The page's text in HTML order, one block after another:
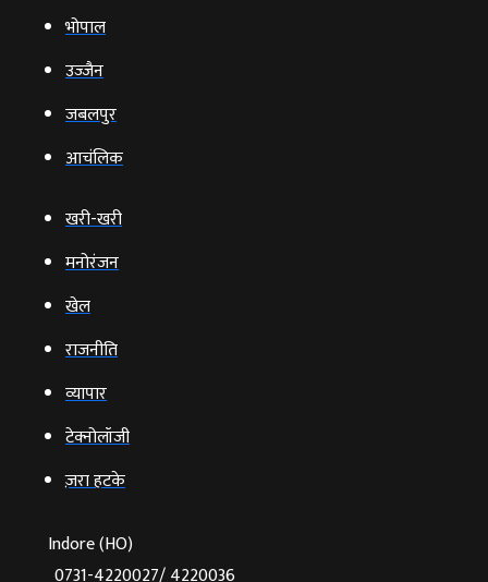
भोपाल
उज्‍जैन
जबलपुर
आचंलिक
खरी-खरी
मनोरंजन
खेल
राजनीति
व्‍यापार
टेक्‍नोलॉजी
ज़रा हटके
Indore (HO)
0731-4220027/ 4220036